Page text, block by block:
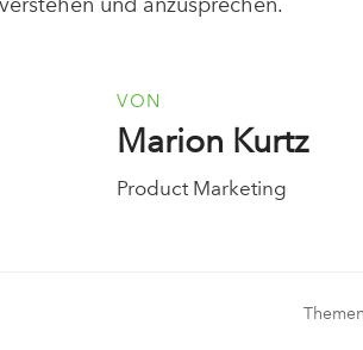
VON
Marion Kurtz
Product Marketing